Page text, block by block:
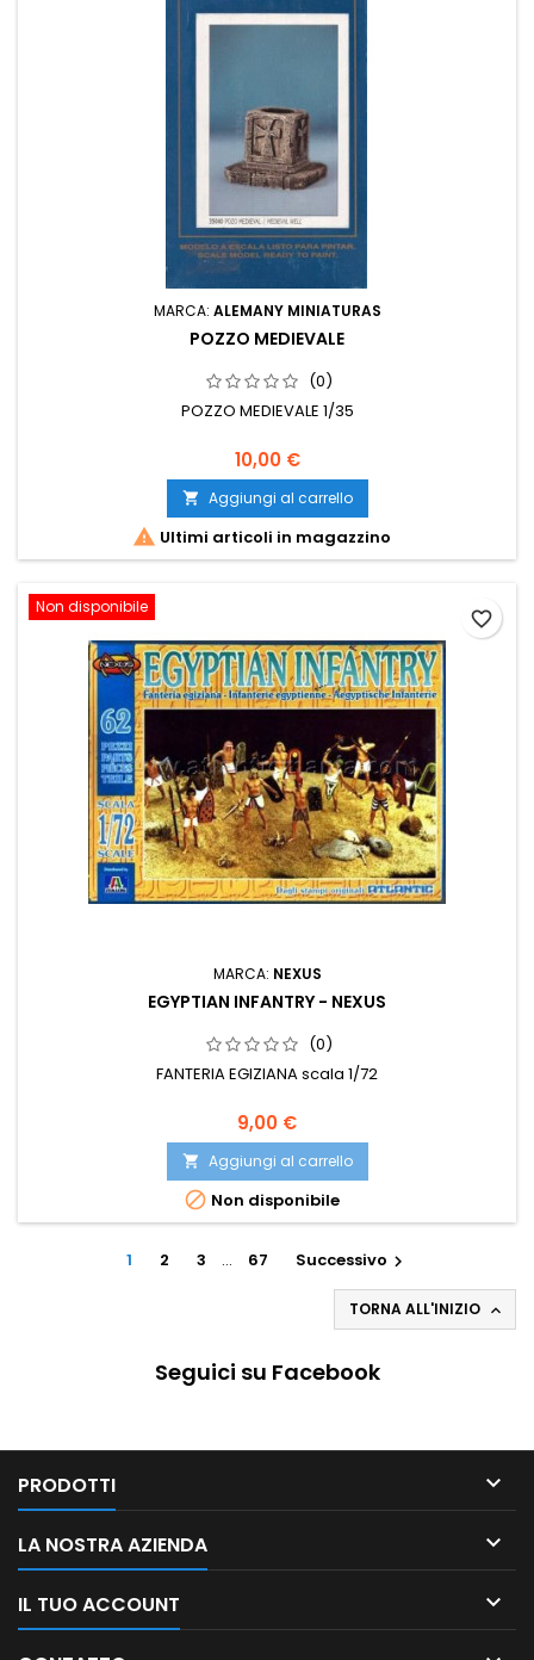
MARCA: ALEMANY MINIATURAS
POZZO MEDIEVALE
(0)
POZZO MEDIEVALE 1/35
10,00 €
 Aggiungi al carrello
 Ultimi articoli in magazzino
Non disponibile
MARCA: NEXUS
EGYPTIAN INFANTRY - NEXUS
(0)
FANTERIA EGIZIANA scala 1/72
9,00 €
 Aggiungi al carrello
 Non disponibile
favorite_border
1 2 3 … 67 Successivo 
TORNA ALL'INIZIO 
Seguici su Facebook
PRODOTTI 
LA NOSTRA AZIENDA 
IL TUO ACCOUNT 